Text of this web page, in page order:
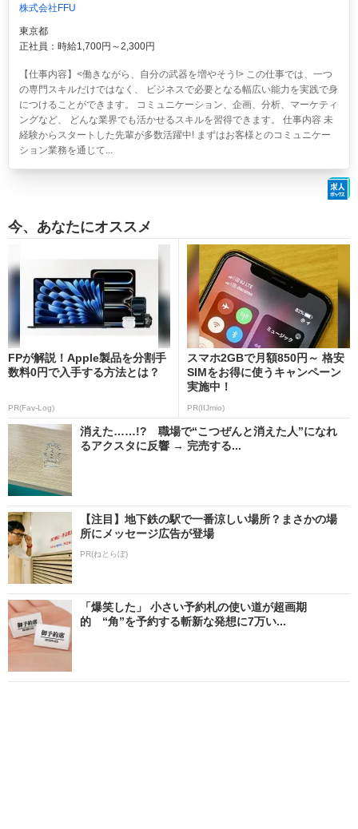
株式会社FFU
東京都
正社員：時給1,700円～2,300円
【仕事内容】<働きながら、自分の武器を増やそう!> この仕事では、一つ
の専門スキルだけではなく、 ビジネスで必要となる幅広い能力を実践で身
につけることができます。 コミュニケーション、企画、分析、マーケティ
ングなど、 どんな業界でも活かせるスキルを習得できます。 仕事内容 未
経験からスタートした先輩が多数活躍中! まずはお客様とのコミュニケー
ション業務を通じて...
今、あなたにオススメ
FPが解説！Apple製品を分割手
数料0円で入手する方法とは？
PR(Fav-Log)
スマホ2GBで月額850円～ 格安
SIMをお得に使うキャンペーン
実施中！
PR(IIJmio)
消えた……!? 職場で“こつぜんと消えた人”になれ
るアクスタに反響 → 完売する...
【注目】地下鉄の駅で一番涼しい場所？まさかの場
所にメッセージ広告が登場
PR(ねとらぼ)
「爆笑した」 小さい予約札の使い道が超画期
的 “角”を予約する斬新な発想に7万い...